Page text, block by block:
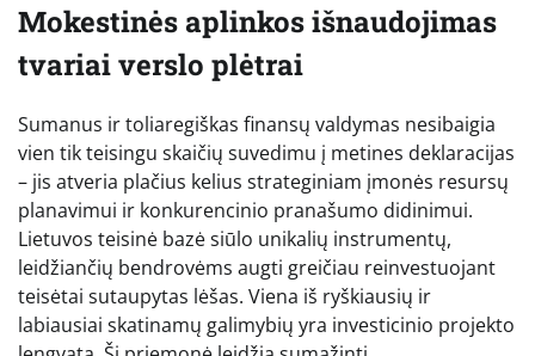
Mokestinės aplinkos išnaudojimas
tvariai verslo plėtrai
Sumanus ir toliaregiškas finansų valdymas nesibaigia
vien tik teisingu skaičių suvedimu į metines deklaracijas
– jis atveria plačius kelius strateginiam įmonės resursų
planavimui ir konkurencinio pranašumo didinimui.
Lietuvos teisinė bazė siūlo unikalių instrumentų,
leidžiančių bendrovėms augti greičiau reinvestuojant
teisėtai sutaupytas lėšas. Viena iš ryškiausių ir
labiausiai skatinamų galimybių yra investicinio projekto